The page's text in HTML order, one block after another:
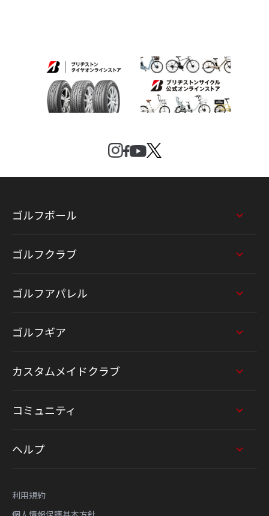
ゴルフボール
ゴルフクラブ
ゴルフアパレル
ゴルフギア
カスタムメイドクラブ
コミュニティ
ヘルプ
利用規約